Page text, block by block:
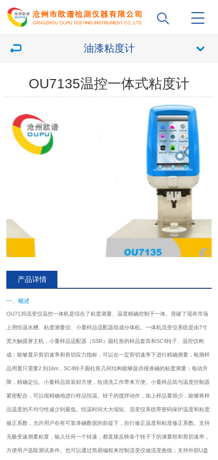
油漆粘度计
OU7135温控一体式粘度计
产品详情
一、概述
OU7135流变仪温控一体机是综合了粘度测量、温度精确控制于一体。突破了现有市场
上用恒温水槽、粘度测量仪、小量样品适配器组成分体机。一体机流变仪系统是由7寸
宽大触摸屏主机，小量样品适配器（SSR）圆柱形的样品套筒和SC4转子、温控仪构
成；能够显示剪切速率和剪切应力指标，可以在一定剪切速率下进行精确测量，检测样
品用量只需要2 到16m，SC4转子圆柱形几何结构能够提供很准确的粘度测量；电动升
降，精确定位。小量样品筒装卸方便，给清洗工作带来方便。小量样品筒与温度控制器
紧密配合，可以很精确地进行样品恒温。转子的搅拌动作，加上样品量很少，能够将样
品温度的不均匀性减少到最低。恒温时间大大缩短。流变仪系统带密码保护温度和粘度
修正系数，允许用户在有可靠准确数据的前提下，自行修正温度和粘度修正系数。支持
无极变速测量粘度，输入任何一个转速，都直接反映各个转子下的满量程和剪切速率，
方便用户选取测试条件。也可以通过简易编程来控制流变仪做流变曲线；支持外部U盘